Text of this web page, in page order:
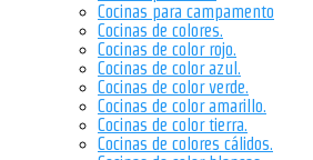
Cocinas para campamento
Cocinas de colores.
Cocinas de color rojo.
Cocinas de color azul.
Cocinas de color verde.
Cocinas de color amarillo.
Cocinas de color tierra.
Cocinas de colores cálidos.